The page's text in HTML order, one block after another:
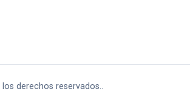
derechos reservados..